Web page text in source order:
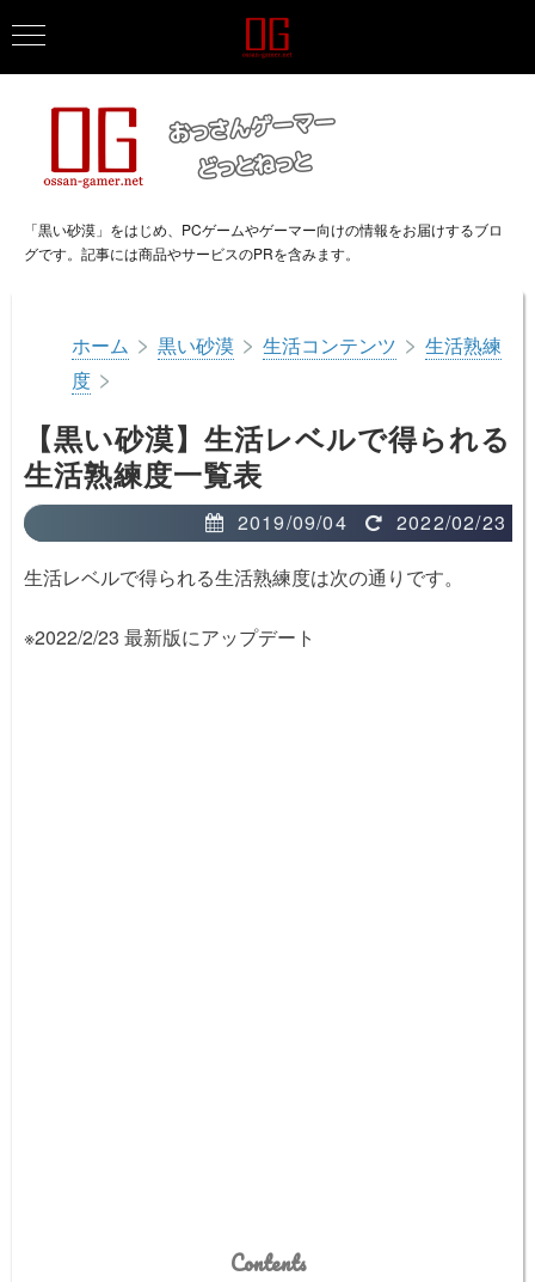
「黒い砂漠」をはじめ、PCゲームやゲーマー向けの情報をお届けするブロ
グです。記事には商品やサービスのPRを含みます。
ホーム > 黒い砂漠 > 生活コンテンツ > 生活熟練
度 >
【黒い砂漠】生活レベルで得られる
生活熟練度一覧表
2019/09/04
2022/02/23
生活レベルで得られる生活熟練度は次の通りです。
※2022/2/23 最新版にアップデート
Contents